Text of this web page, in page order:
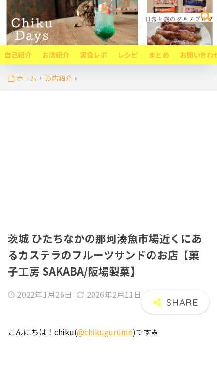
自己紹介 お店紹介 実食レポ レシピ まとめ お問い合わ
ホーム お店紹介
茨城 ひたちなかの那珂湊魚市場近くにあ
るカステラのフルーツサンドのお店【菓
子工房 SAKABA/阪場製菓】
2022年1月26日 2026年2月11日
こんにちは！chiku(@chikugurume)です☘